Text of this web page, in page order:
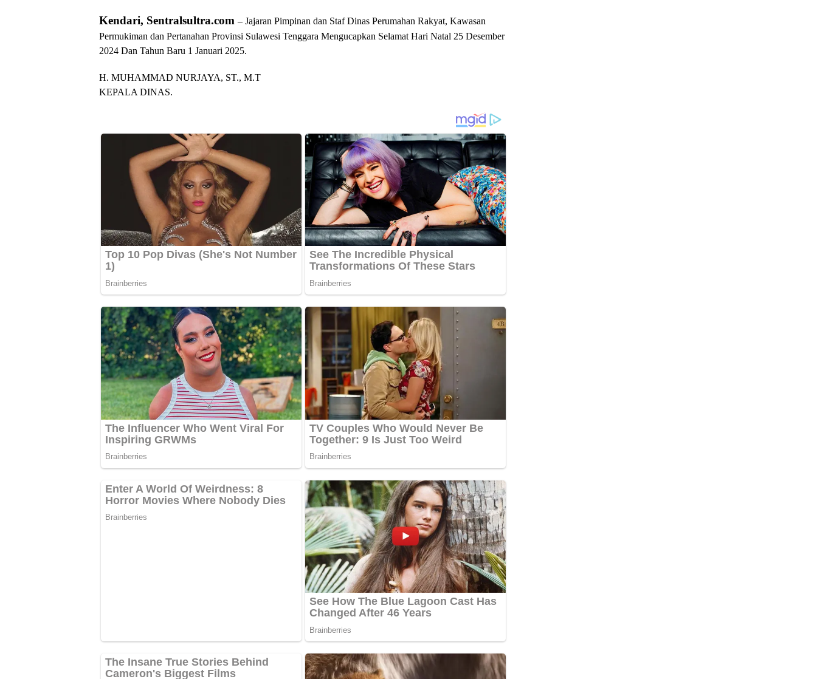
Kendari, Sentralsultra.com – Jajaran Pimpinan dan Staf Dinas Perumahan Rakyat, Kawasan
Permukiman dan Pertanahan Provinsi Sulawesi Tenggara Mengucapkan Selamat Hari Natal 25 Desember
2024 Dan Tahun Baru 1 Januari 2025.
H. MUHAMMAD NURJAYA, ST., M.T
KEPALA DINAS.